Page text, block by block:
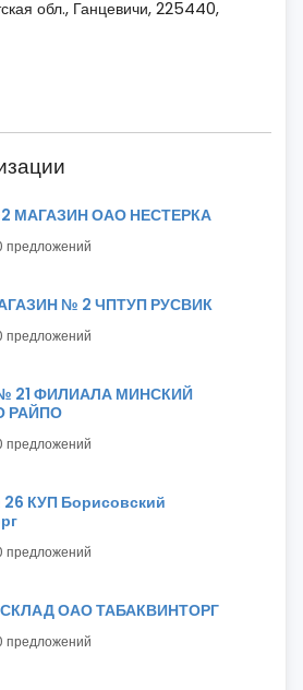
обл., Ганцевичи, 225440,
МАГАЗИН ОАО НЕСТЕРКА
предложений
№ 2 ЧПТУП РУСВИК
предложений
21 ФИЛИАЛА МИНСКИЙ
РАЙПО
предложений
КУП Борисовский
предложений
ОАО ТАБАКВИНТОРГ
предложений